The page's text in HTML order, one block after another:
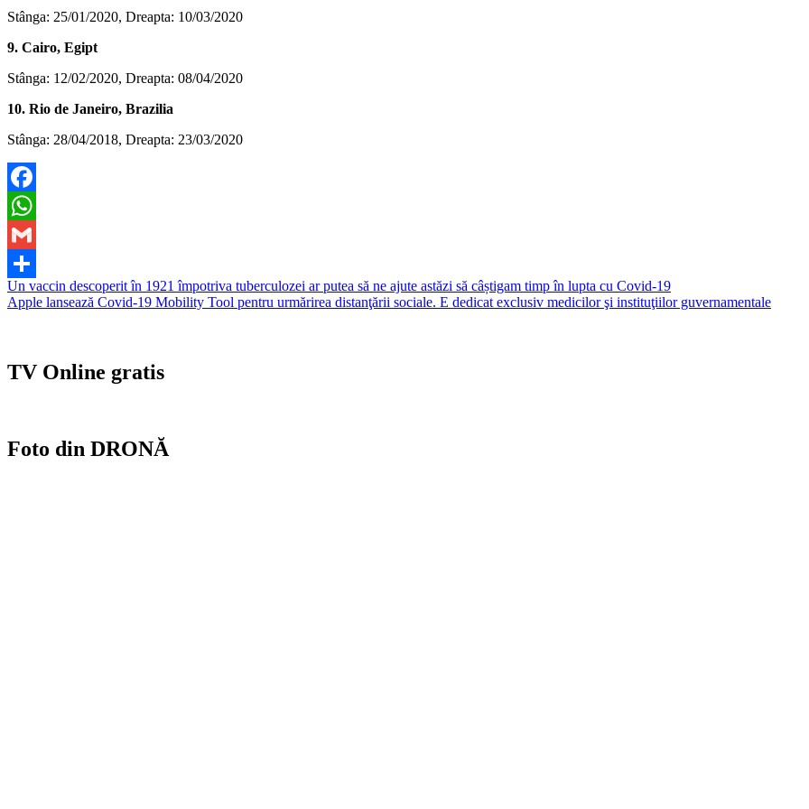
Stânga: 25/01/2020, Dreapta: 10/03/2020
9. Cairo, Egipt
Stânga: 12/02/2020, Dreapta: 08/04/2020
10. Rio de Janeiro, Brazilia
Stânga: 28/04/2018, Dreapta: 23/03/2020
Facebook
WhatsApp
Gmail
Partajează
Navigare
în
Un vaccin descoperit în 1921 împotriva tuberculozei ar putea să ne ajute astăzi să câștigam timp în lupta cu Covid-19
Apple lansează Covid-19 Mobility Tool pentru urmărirea distanţării sociale. E dedicat exclusiv medicilor şi instituţiilor guvernamentale
TV Online gratis
Foto din DRONĂ